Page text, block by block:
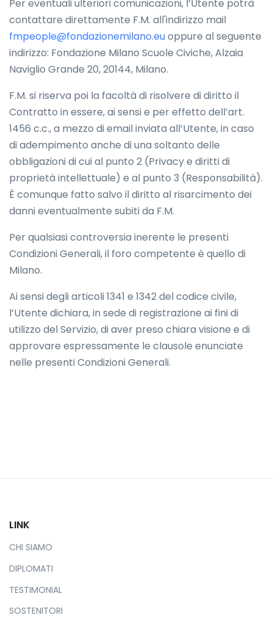
Per eventuali ulteriori comunicazioni, l’Utente potrà
contattare direttamente F.M. all'indirizzo mail
fmpeople@fondazionemilano.euoppure al seguente
indirizzo: Fondazione Milano Scuole Civiche, Alzaia
Naviglio Grande 20, 20144, Milano.
F.M. si riserva poi la facoltà di risolvere di diritto il
Contratto in essere, ai sensi e per effetto dell’art.
1456 c.c., a mezzo di email inviata all’Utente, in caso
di adempimento anche di una soltanto delle
obbligazioni di cui al punto 2 (Privacy e diritti di
proprietà intellettuale) e al punto 3 (Responsabilità).
È comunque fatto salvo il diritto al risarcimento dei
danni eventualmente subiti da F.M.
Per qualsiasi controversia inerente le presenti
Condizioni Generali, il foro competente è quello di
Milano.
Ai sensi degli articoli 1341 e 1342 del codice civile,
l’Utente dichiara, in sede di registrazione ai fini di
utilizzo del Servizio, di aver preso chiara visione e di
approvare espressamente le clausole enunciate
nelle presenti Condizioni Generali.
LINK
CHI SIAMO
DIPLOMATI
TESTIMONIAL
SOSTENITORI